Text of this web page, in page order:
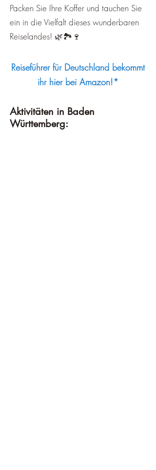
Packen Sie Ihre Koffer und tauchen Sie
ein in die Vielfalt dieses wunderbaren
Reiselandes! 🌿🏞️🍷
Reiseführer für Deutschland bekommt
ihr hier bei Amazon!*
Aktivitäten in Baden
Württemberg: